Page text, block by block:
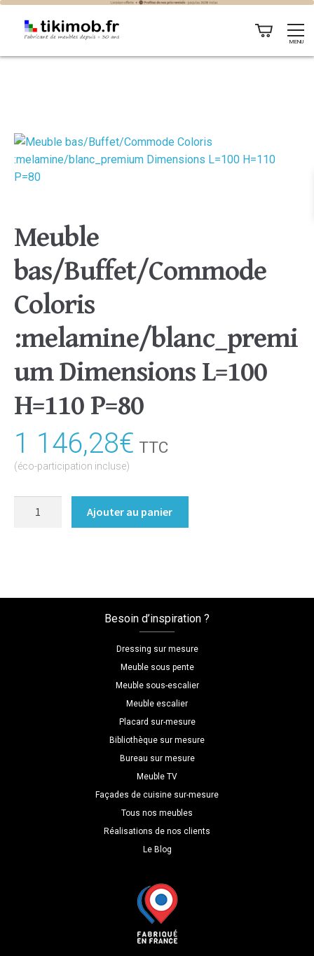
MENU
Meuble
bas/Buffet/Commode
Coloris
:melamine/blanc_premi
um Dimensions L=100
H=110 P=80
1 146,28€ TTC
(éco-participation incluse)
Ajouter au panier
Besoin d’inspiration ?
Dressing sur mesure
Meuble sous pente
Meuble sous-escalier
Meuble escalier
Placard sur-mesure
Bibliothèque sur mesure
Bureau sur mesure
Meuble TV
Façades de cuisine sur-mesure
Tous nos meubles
Réalisations de nos clients
Le Blog